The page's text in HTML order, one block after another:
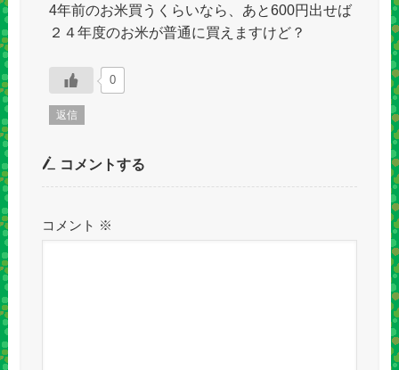
4年前のお米買うくらいなら、あと600円出せば
２４年度のお米が普通に買えますけど？
0
返信
コメントする
コメント ※